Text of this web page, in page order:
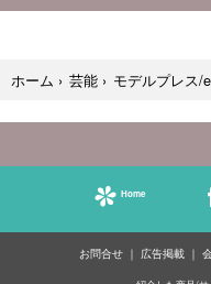
ホーム › 芸能 › モデルプレス/
Home
お問合せ 広告掲載